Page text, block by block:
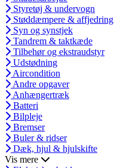
Styretøj & undervogn
Støddæmpere & affjedring
Syn og synstjek
Tandrem & taktkæde
Tilbehør og ekstraudstyr
Udstødning
Aircondition
Andre opgaver
Anhængertræk
Batteri
Bilpleje
Bremser
Buler & ridser
Dæk, hjul & hjulskifte
Vis mere